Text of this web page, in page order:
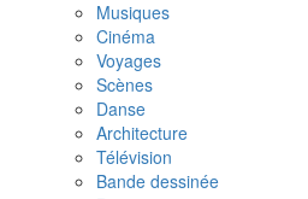
Musiques
Cinéma
Voyages
Scènes
Danse
Architecture
Télévision
Bande dessinée